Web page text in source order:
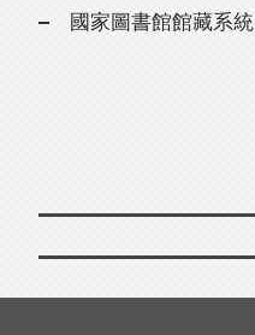
國家圖書館館藏系統